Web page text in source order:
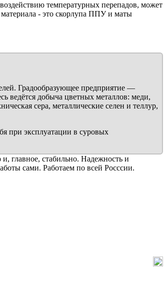
температурных перепадов, может
материала - это скорлупа ППУ и маты
Градообразующее предприятие —
ведётся добыча цветных металлов: меди,
сера, металлические селен и теллур,
при эксплуатации в суровых
главное, стабильно. Надежность и
сами. Работаем по всей Росссии.